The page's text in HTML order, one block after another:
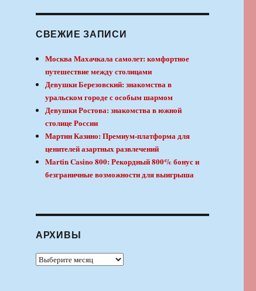
СВЕЖИЕ ЗАПИСИ
Москва Махачкала самолет: комфортное
путешествие между столицами
Девушки Березовский: знакомства в
уральском городе с особым шармом
Девушки Ростова: знакомства в южной
столице России
Мартин Казино: Премиум-платформа для
ценителей азартных развлечений
Martin Casino 800: Рекордный 800% бонус и
безграничные возможности для выигрыша
АРХИВЫ
Архивы